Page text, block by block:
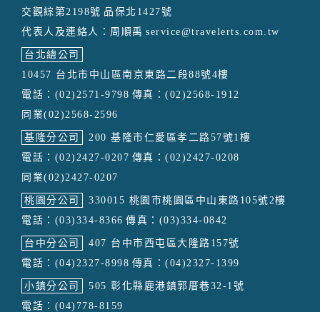
交觀綜第2198號 品保北1427號
代表人及連絡人：周順禹 service@travelerts.com.tw
台北總公司
10457 台北市中山區南京東路二段88號4樓
電話：(02)2571-9798 傳真：(02)2568-1912
同業(02)2568-2596
基隆分公司
200 基隆市仁愛區孝二路57號1樓
電話：(02)2427-0207 傳真：(02)2427-0208
同業(02)2427-0207
桃園分公司
330015 桃園市桃園區中山東路105號2樓
電話：(03)334-8366 傳真：(03)334-0842
台中分公司
407 台中市西屯區大隆路157號
電話：(04)2327-8998 傳真：(04)2327-1399
小鎮分公司
505 彰化縣鹿港鎮郭厝巷32-1號
電話：(04)778-8159